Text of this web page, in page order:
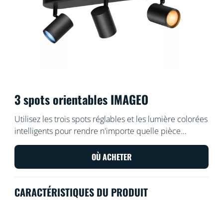
3 spots orientables IMAGEO
Utilisez les trois spots réglables et les lumière colorées
intelligents pour rendre n'importe quelle pièce
exceptionnelle, avec le spot intégré intelligent WiZ
Imageo en noir. Utilisez-le avec votre Wi-Fi existant
pour le contrôler avec l'application WiZ ou votre voix.
OÙ ACHETER
CARACTÉRISTIQUES DU PRODUIT